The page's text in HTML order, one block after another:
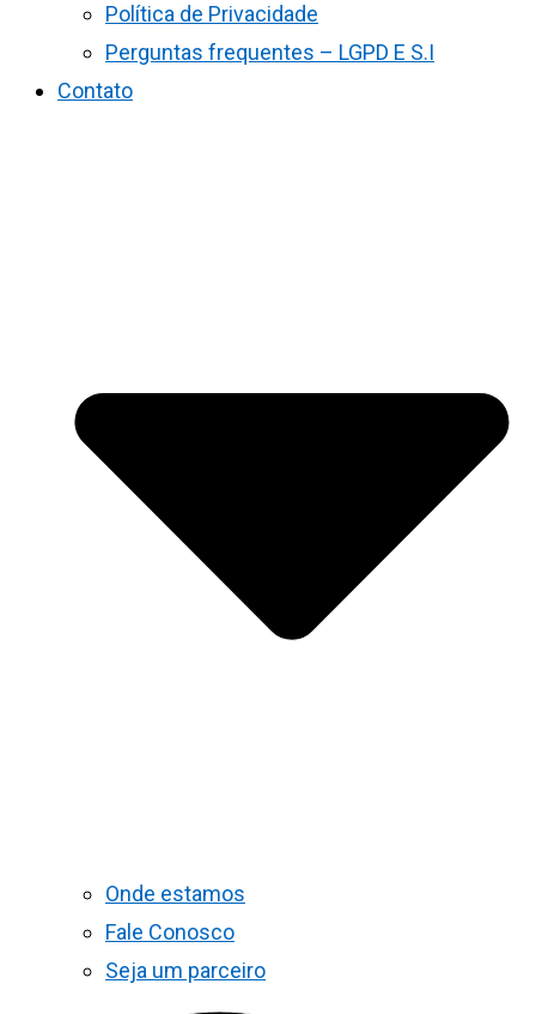
Política de Privacidade
Perguntas frequentes – LGPD E S.I
Contato
Onde estamos
Fale Conosco
Seja um parceiro